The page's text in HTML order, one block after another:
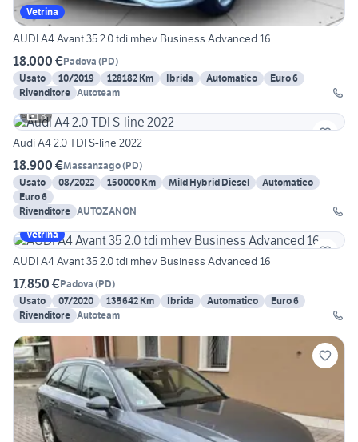
Vetrina
AUDI A4 Avant 35 2.0 tdi mhev Business Advanced 16
18.000 €Padova (PD)
Usato
10/2019 128182 Km Ibrida Automatico
Euro 6
Rivenditore Autoteam
8
Audi A4 2.0 TDI S-line 2022
18.900 €Massanzago(PD)
Usato
08/2022 150000 Km Mild Hybrid Diesel
Automatico
Euro 6
Rivenditore AUTOZANON
Vetrina
AUDI A4 Avant 35 2.0 tdi mhev Business Advanced 16
17.850 €Padova (PD)
Usato
07/2020 135642 Km Ibrida Automatico
Euro 6
Rivenditore Autoteam